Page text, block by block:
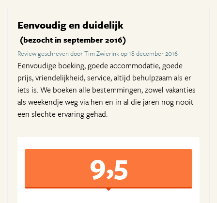
Eenvoudig en duidelijk
(bezocht in september 2016)
Review geschreven door Tim Zwierink op 18 december 2016
Eenvoudige boeking, goede accommodatie, goede
prijs, vriendelijkheid, service, altijd behulpzaam als er
iets is. We boeken alle bestemmingen, zowel vakanties
als weekendje weg via hen en in al die jaren nog nooit
een slechte ervaring gehad.
9,5